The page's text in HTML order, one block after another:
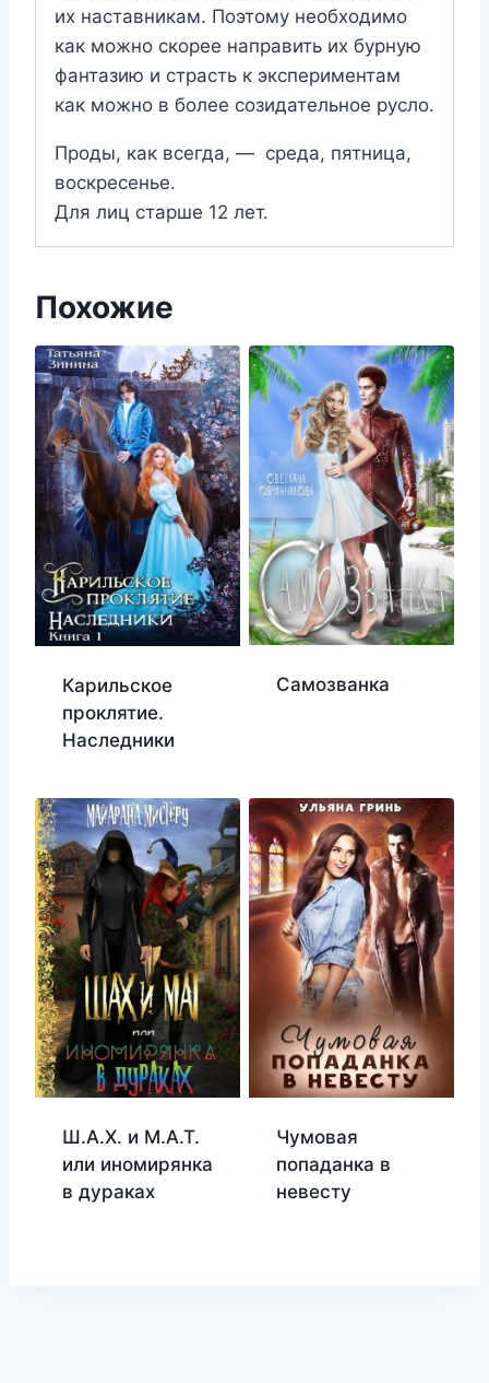
их наставникам. Поэтому необходимо
как можно скорее направить их бурную
фантазию и страсть к экспериментам
как можно в более созидательное русло.
Проды, как всегда, — среда, пятница,
воскресенье.
Для лиц старше 12 лет.
Похожие
Карильское
проклятие.
Наследники
Самозванка
Ш.А.Х. и М.А.Т.
или иномирянка
в дураках
Чумовая
попаданка в
невесту